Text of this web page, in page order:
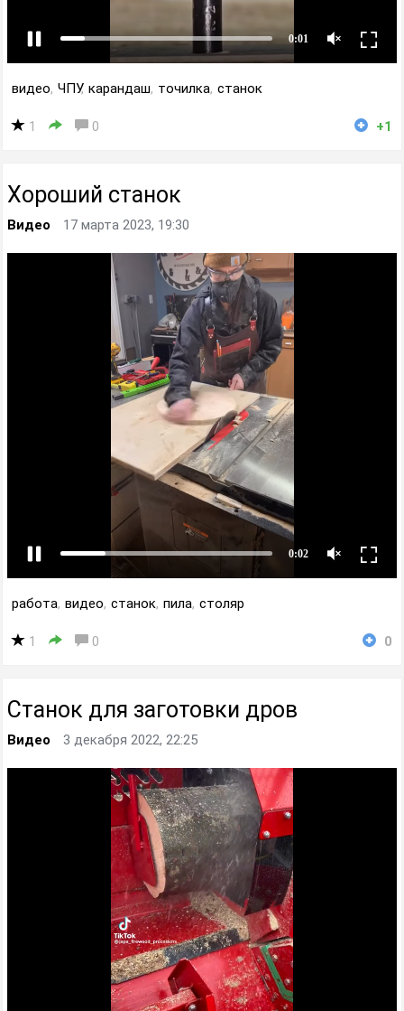
видео, ЧПУ, карандаш, точилка, станок
1 0 +1
Хороший станок
Видео 17 марта 2023, 19:30
работа, видео, станок, пила, столяр
1 0 0
Станок для заготовки дров
Видео 3 декабря 2022, 22:25